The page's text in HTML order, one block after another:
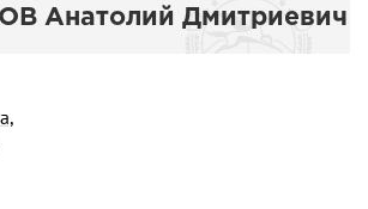
Анатолий Дмитриевич